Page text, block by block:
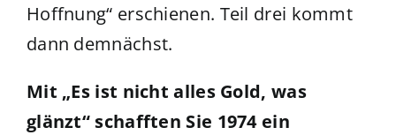
Hoffnung“ erschienen. Teil drei kommt
dann demnächst.
Mit „Es ist nicht alles Gold, was
glänzt“ schafften Sie 1974 ein